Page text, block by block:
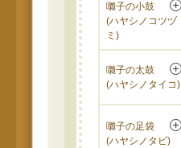
囃子の小鼓
(ハヤシノコツヅ
ミ)
囃子の太鼓
(ハヤシノタイコ)
囃子の足袋
(ハヤシノタビ)